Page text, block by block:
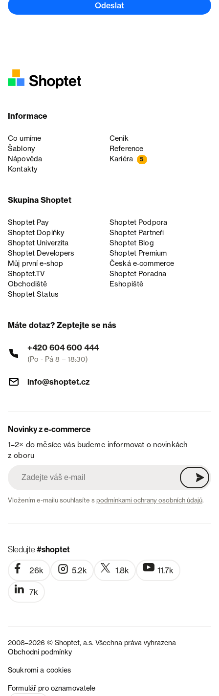
Odeslat
Informace
Co umíme
Ceník
Šablony
Reference
Nápověda
Kariéra 5
Kontakty
Skupina Shoptet
Shoptet Pay
Shoptet Podpora
Shoptet Doplňky
Shoptet Partneři
Shoptet Univerzita
Shoptet Blog
Shoptet Developers
Shoptet Premium
Můj první e-shop
Česká e‑commerce
Shoptet.TV
Shoptet Poradna
Obchodiště
Eshopiště
Shoptet Status
Máte dotaz? Zeptejte se nás
+420 604 600 444
(Po - Pá 8 – 18:30)
info@shoptet.cz
Novinky z e-commerce
1–2× do měsíce vás budeme informovat o novinkách
z oboru
Vložením e-mailu souhlasíte spodmínkami ochrany osobních údajů.
Sledujte#shoptet
26k 5.2k 1.8k 11.7k
7k
2008–2026 © Shoptet, a.s. Všechna práva vyhrazena
Obchodní podmínky
Soukromí a cookies
Formulář pro oznamovatele